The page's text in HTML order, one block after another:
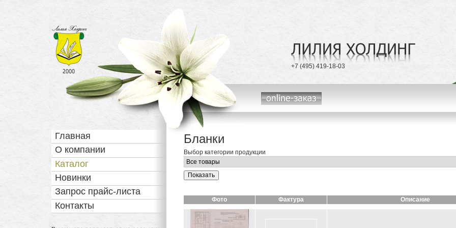
Лилия Холдинг
с 2000 года
Телефоны
+7 (495) 419-18-03
online-заказ
Бланки
Выбор категории продукции
Фото Фактура Описание
Навигация
Главная
О компании
Каталог
Новинки
Запрос прайс-листа
Контакты